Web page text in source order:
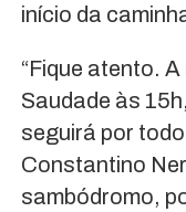
início da
“Fique atento.
Saudade às
seguirá por
Constantino
sambódromo,